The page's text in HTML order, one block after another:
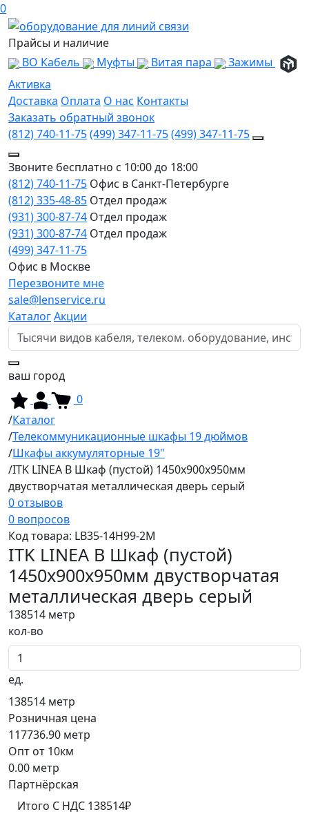
0
Прайсы и наличие
ВО Кабель
Муфты Витая пара
Зажимы
Активка
Доставка Оплата О нас Контакты
Заказать обратный звонок
(812) 740-11-75(499) 347-11-75(499) 347-11-75
Звоните бесплатно с 10:00 до 18:00
(812) 740-11-75 Офис в Санкт-Петербурге
(812) 335-48-85 Отдел продаж
(931) 300-87-74 Отдел продаж
(931) 300-87-74 Отдел продаж
(499) 347-11-75
Офис в Москве
Перезвоните мне
sale@lenservice.ru
КаталогАкции
ваш город
0
Каталог
Телекоммуникационные шкафы 19 дюймов
Шкафы аккумуляторные 19"
ITK LINEA B Шкаф (пустой) 1450х900х950мм
двустворчатая металлическая дверь серый
0 отзывов
0 вопросов
Код товара: LB35-14H99-2M
ITK LINEA B Шкаф (пустой)
1450х900х950мм двустворчатая
металлическая дверь серый
138514 метр
кол-во
ед.
138514 метр
Розничная цена
117736.90 метр
Опт от 10км
0.00 метр
Партнёрская
Итого C НДС 138514₽